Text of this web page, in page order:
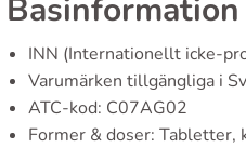
Basinformation
INN (Internationellt icke-
Varumärken tillgängliga i
ATC-kod: C07AG02
Former & doser: Tabletter,